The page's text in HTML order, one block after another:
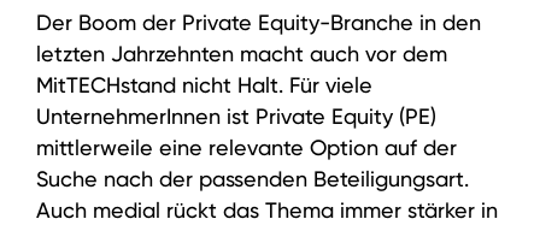
Der Boom der Private Equity-Branche in den
letzten Jahrzehnten macht auch vor dem
MitTECHstand nicht Halt. Für viele
UnternehmerInnen ist Private Equity (PE)
mittlerweile eine relevante Option auf der
Suche nach der passenden Beteiligungsart.
Auch medial rückt das Thema immer stärker in